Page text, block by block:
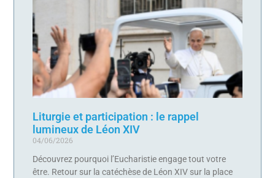
Liturgie et participation : le rappel
lumineux de Léon XIV
04/06/2026
Découvrez pourquoi l’Eucharistie engage tout votre
être. Retour sur la catéchèse de Léon XIV sur la place